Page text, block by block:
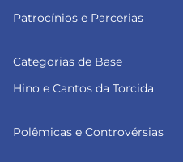
Patrocínios e Parcerias
Categorias de Base
Hino e Cantos da Torcida
Polêmicas e Controvérsias